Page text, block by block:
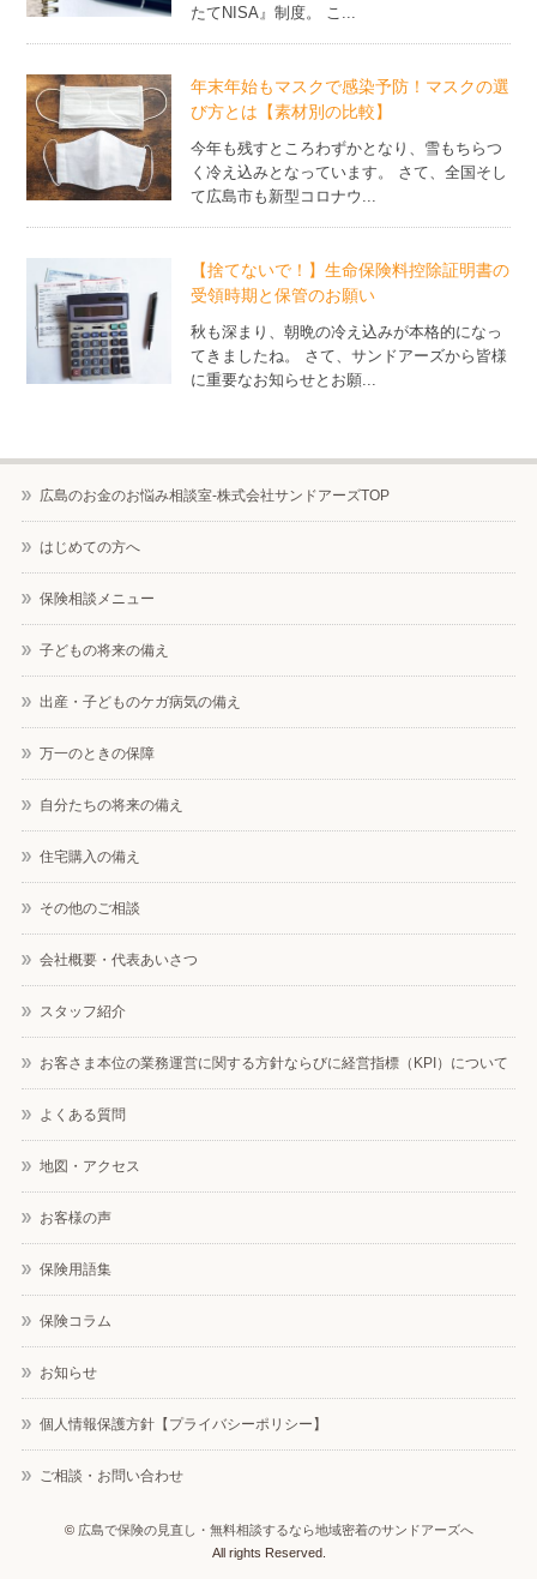
たてNISA』制度。 こ...
年末年始もマスクで感染予防！マスクの選
び方とは【素材別の比較】
今年も残すところわずかとなり、雪もちらつ
く冷え込みとなっています。 さて、全国そし
て広島市も新型コロナウ...
【捨てないで！】生命保険料控除証明書の
受領時期と保管のお願い
秋も深まり、朝晩の冷え込みが本格的になっ
てきましたね。 さて、サンドアーズから皆様
に重要なお知らせとお願...
広島のお金のお悩み相談室-株式会社サンドアーズTOP
はじめての方へ
保険相談メニュー
子どもの将来の備え
出産・子どものケガ病気の備え
万一のときの保障
自分たちの将来の備え
住宅購入の備え
その他のご相談
会社概要・代表あいさつ
スタッフ紹介
お客さま本位の業務運営に関する方針ならびに経営指標（KPI）について
よくある質問
地図・アクセス
お客様の声
保険用語集
保険コラム
お知らせ
個人情報保護方針【プライバシーポリシー】
ご相談・お問い合わせ
© 広島で保険の見直し・無料相談するなら地域密着のサンドアーズへ
All rights Reserved.